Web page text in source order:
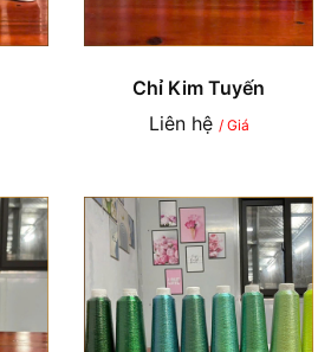
Chỉ Kim Tuyến
Liên hệ / Giá